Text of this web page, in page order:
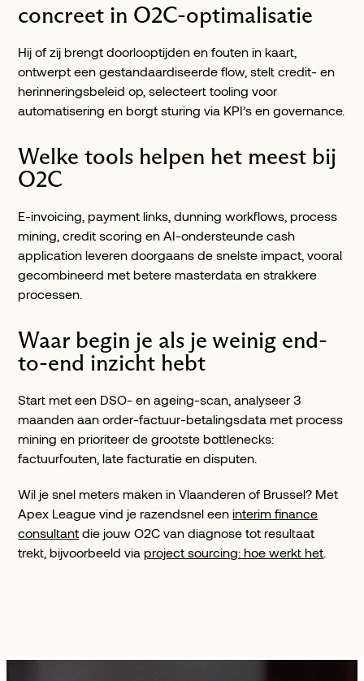
concreet in O2C-optimalisatie
Hij of zij brengt doorlooptijden en fouten in kaart,
ontwerpt een gestandaardiseerde flow, stelt credit- en
herinneringsbeleid op, selecteert tooling voor
automatisering en borgt sturing via KPI’s en governance.
Welke tools helpen het meest bij
O2C
E-invoicing, payment links, dunning workflows, process
mining, credit scoring en AI-ondersteunde cash
application leveren doorgaans de snelste impact, vooral
gecombineerd met betere masterdata en strakkere
processen.
Waar begin je als je weinig end-
to-end inzicht hebt
Start met een DSO- en ageing-scan, analyseer 3
maanden aan order-factuur-betalingsdata met process
mining en prioriteer de grootste bottlenecks:
factuurfouten, late facturatie en disputen.
Wil je snel meters maken in Vlaanderen of Brussel? Met
Apex League vind je razendsnel eeninterim finance
consultant die jouw O2C van diagnose tot resultaat
trekt, bijvoorbeeld viaproject sourcing: hoe werkt het